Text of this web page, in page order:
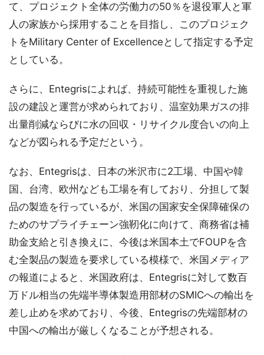
て、プロジェクト全体の労働力の50％を退役軍人と軍
人の家族から採用することを目指し、このプロジェク
トをMilitary Center of Excellenceとして指定する予定
としている。
さらに、Entegrisによれば、持続可能性を重視した施
設の建設と運営が求められており、温室効果ガスの排
出量削減ならびに水の回収・リサイクル度合いの向上
などが図られる予定だという。
なお、Entegrisは、日本の米沢市に2工場、中国や韓
国、台湾、欧州なども工場を有しており、分担して製
品の製造を行っているが、米国の国家安全保障確保の
ためのサプライチェーン強靭化に向けて、商務省は補
助金支給と引き換えに、今後は米国本土でFOUPを含
む全製品の製造を要求している模様で、米国メディア
の報道によると、米国政府は、Entegrisに対して数百
万ドル相当の先端半導体製造用部材のSMICへの輸出を
差し止めを求めており、今後、Entegrisの先端部材の
中国への輸出が厳しくなることが予想される。